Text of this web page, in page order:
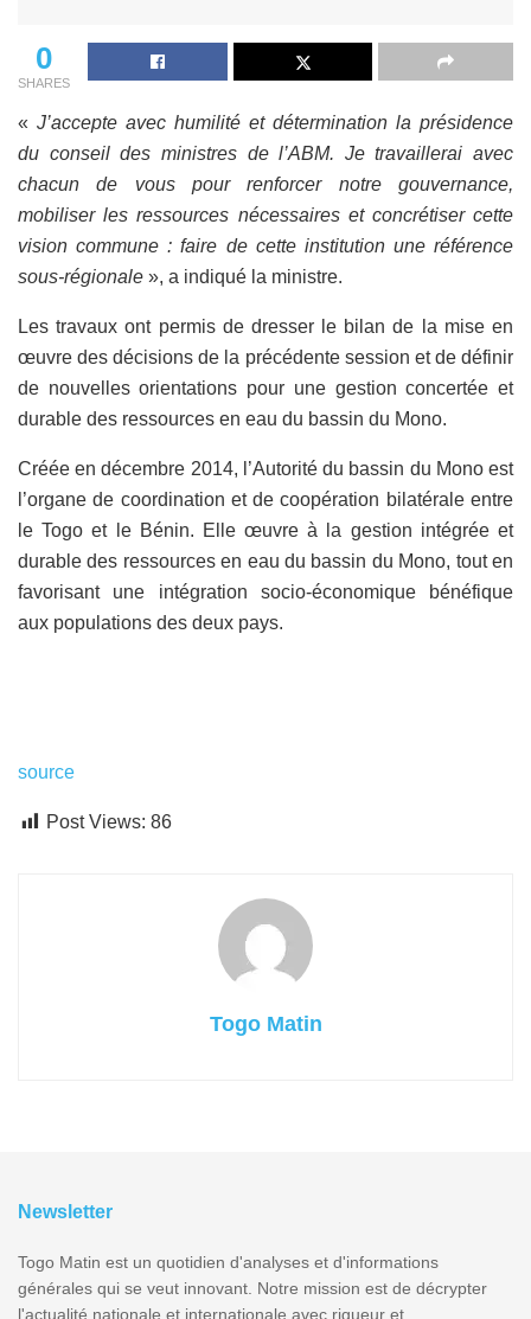
0
SHARES
« J’accepte avec humilité et détermination la présidence
du conseil des ministres de l’ABM. Je travaillerai avec
chacun de vous pour renforcer notre gouvernance,
mobiliser les ressources nécessaires et concrétiser cette
vision commune : faire de cette institution une référence
sous-régionale », a indiqué la ministre.
Les travaux ont permis de dresser le bilan de la mise en
œuvre des décisions de la précédente session et de définir
de nouvelles orientations pour une gestion concertée et
durable des ressources en eau du bassin du Mono.
Créée en décembre 2014, l’Autorité du bassin du Mono est
l’organe de coordination et de coopération bilatérale entre
le Togo et le Bénin. Elle œuvre à la gestion intégrée et
durable des ressources en eau du bassin du Mono, tout en
favorisant une intégration socio-économique bénéfique
aux populations des deux pays.
source
Post Views: 86
Togo Matin
Newsletter
Togo Matin est un quotidien d'analyses et d'informations
générales qui se veut innovant. Notre mission est de décrypter
l'actualité nationale et internationale avec rigueur et